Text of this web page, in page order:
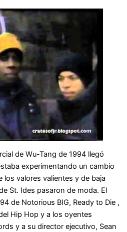
de Wu-Tang de 1994 llegó
experimentando un cambio
los valores valientes y de baja
St. Ides pasaron de moda. El
de Notorious BIG, Ready to Die ,
Hip Hop y a los oyentes
y a su director ejecutivo, Sean